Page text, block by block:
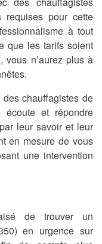
requises pour cette
à tout
que les tarifs soient
vous n’aurez plus à
chauffagistes de
et répondre
leur savoir et leur
en mesure de vous
une intervention
de trouver un
en urgence sur